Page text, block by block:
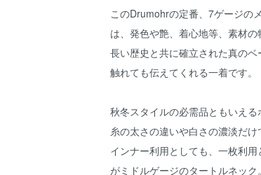
このDrumohrの定番、7ゲージの
は、発色や艶、着心地等、素材の
長い歴史と共に確立された真の
触れても伝えてくれる一着です。
秋冬スタイルの必需品ともいえる
糸の太さの違いや白さの濃淡だけ
インナー利用としても、一枚利
がミドルゲージのタートルネック。